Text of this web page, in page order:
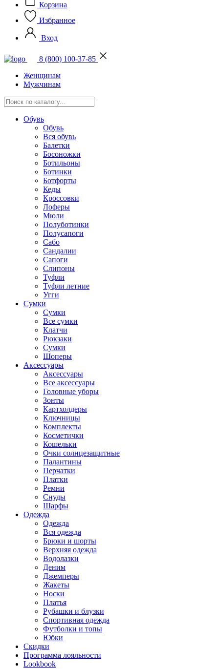
Корзина
Избранное
Вход
8 (800) 100-37-85
Женщинам
Мужчинам
Обувь
Обувь
Вся обувь
Балетки
Босоножки
Ботильоны
Ботинки
Ботфорты
Кеды
Кроссовки
Лоферы
Мюли
Полуботинки
Полусапоги
Сабо
Сандалии
Сапоги
Слипоны
Туфли
Туфли летние
Угги
Сумки
Сумки
Все сумки
Клатчи
Рюкзаки
Сумки
Шоперы
Аксессуары
Аксессуары
Все аксессуары
Головные уборы
Зонты
Картхолдеры
Ключницы
Комплекты
Косметички
Кошельки
Очки солнцезащитные
Палантины
Перчатки
Платки
Ремни
Снуды
Шарфы
Одежда
Одежда
Вся одежда
Брюки и шорты
Верхняя одежда
Водолазки
Деним
Джемперы
Жакеты
Носки
Платья
Рубашки и блузки
Спортивная одежда
Футболки и топы
Юбки
Скидки
Программа лояльности
Lookbook